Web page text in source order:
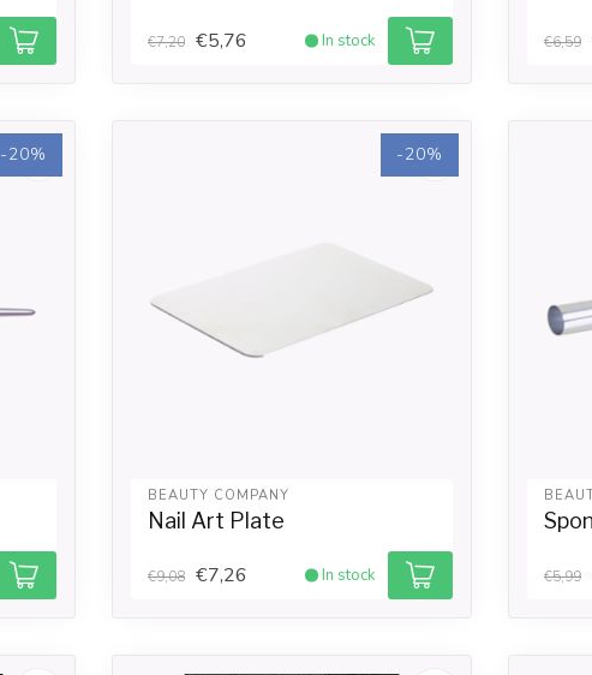
€7,20 €5,76 In stock €6,59
-20% -20%
BEAUTY COMPANY
Nail Art Plate
€9,08 €7,26 In stock €5,99